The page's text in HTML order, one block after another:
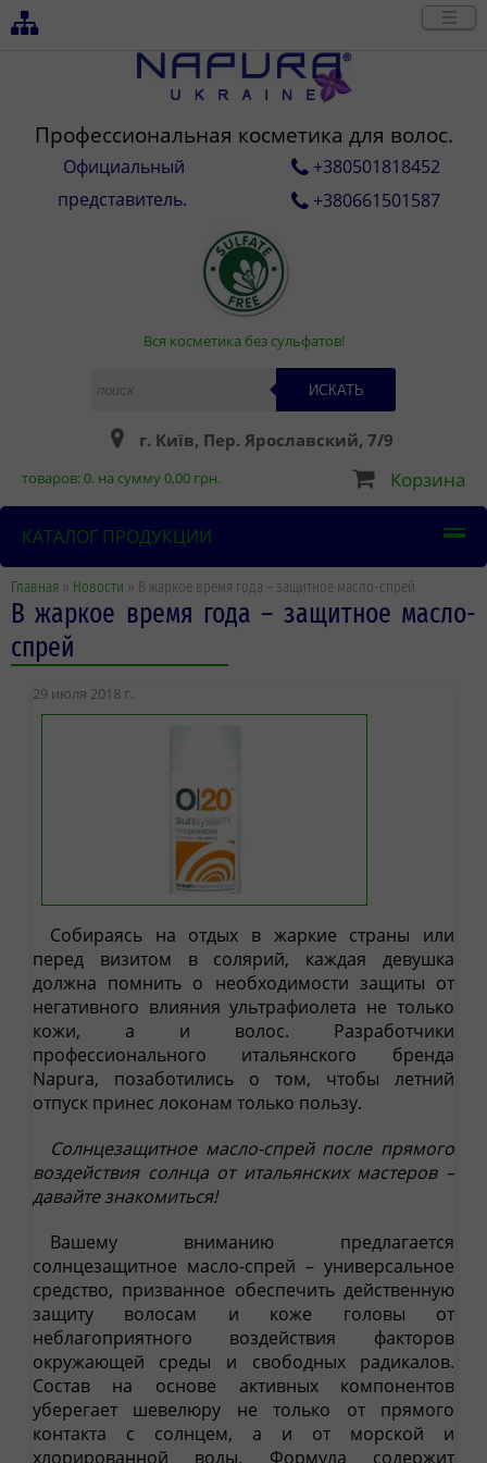
Профессиональная косметика для волос.
Официальный
представитель.
+380501818452
+380661501587
Вся косметика без сульфатов!
ИСКАТЬ
г. Київ, Пер. Ярославский, 7/9
товаров:0. на сумму0,00 грн. Корзина
КАТАЛОГ ПРОДУКЦИИ
Главная » Новости » В жаркое время года – защитное масло-спрей
В жаркое время года – защитное масло-
спрей
29 июля 2018 г.
Собираясь на отдых в жаркие страны или
перед визитом в солярий, каждая девушка
должна помнить о необходимости защиты от
негативного влияния ультрафиолета не только
кожи, а и волос. Разработчики
профессионального итальянского бренда
Napura, позаботились о том, чтобы летний
отпуск принес локонам только пользу.
Солнцезащитное масло-спрей после прямого
воздействия солнца от итальянских мастеров –
давайте знакомиться!
Вашему вниманию предлагается
солнцезащитное масло-спрей – универсальное
средство, призванное обеспечить действенную
защиту волосам и коже головы от
неблагоприятного воздействия факторов
окружающей среды и свободных радикалов.
Состав на основе активных компонентов
уберегает шевелюру не только от прямого
контакта с солнцем, а и от морской и
хлорированной воды. Формула содержит